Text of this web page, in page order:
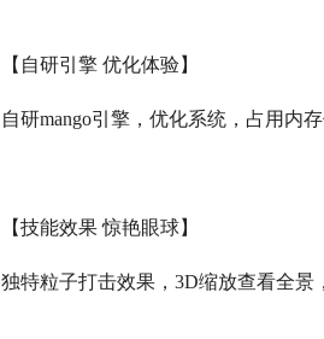
【自研引擎 优化体验】
自研mango引擎，优化系统，占用内存
【技能效果 惊艳眼球】
独特粒子打击效果，3D缩放查看全景